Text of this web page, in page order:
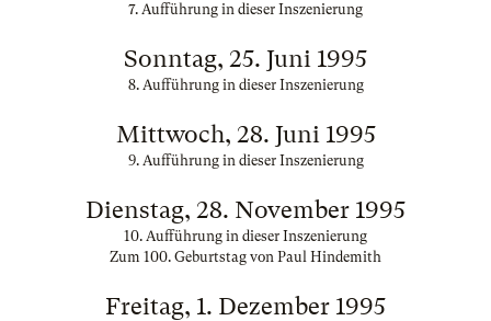
7. Aufführung in dieser Inszenierung
Sonntag, 25. Juni 1995
8. Aufführung in dieser Inszenierung
Mittwoch, 28. Juni 1995
9. Aufführung in dieser Inszenierung
Dienstag, 28. November 1995
10. Aufführung in dieser Inszenierung
Zum 100. Geburtstag von Paul Hindemith
Freitag, 1. Dezember 1995